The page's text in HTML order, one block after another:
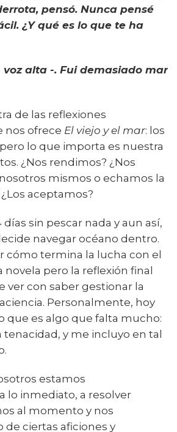
pensó. Nunca pensé
¿Y qué es lo que te ha
voz alta -. Fui demasiado mar
de las reflexiones
nos ofrece El viejo y el mar: los
lo que importa es nuestra
¿Nos rendimos? ¿Nos
mismos o echamos la
aceptamos?
sin pescar nada y aun así,
navegar océano dentro.
cómo termina la lucha con el
novela pero la reflexión final
ver con saber gestionar la
Personalmente, hoy
que es algo que falta mucho:
tenacidad, y me incluyo en tal
estamos
lo inmediato, a resolver
al momento y nos
de ciertas aficiones y